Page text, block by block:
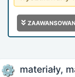
materiały,